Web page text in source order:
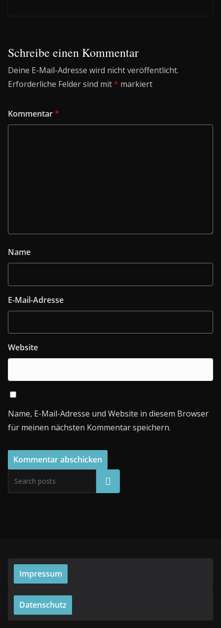
Schreibe einen Kommentar
Deine E-Mail-Adresse wird nicht veröffentlicht.
Erforderliche Felder sind mit* markiert
Kommentar*
Name
E-Mail-Adresse
Website
Name, E-Mail-Adresse und Website in diesem Browser
für meinen nächsten Kommentar speichern.
Suchen
Impressum
Datenschutz